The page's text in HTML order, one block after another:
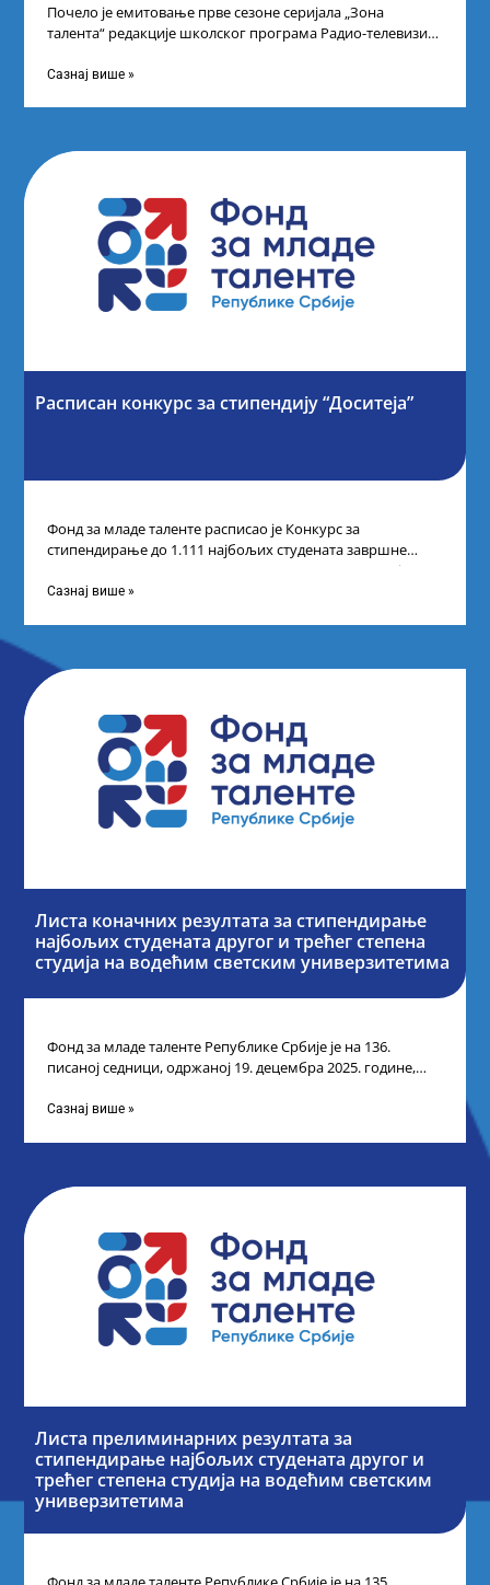
Почело је емитовање прве сезоне серијала „Зона
талента“ редакције школског програма Радио-телевизије
Сазнај више »
Расписан конкурс за стипендију “Доситеја”
Фонд за младе таленте расписао је Конкурс за
стипендирање до 1.111 најбољих студената завршне
године основних и интегрисаних академских студија
Сазнај више »
Листа коначних резултата за стипендирање
најбољих студената другог и трећег степена
студија на водећим светским универзитетима
Фонд за младе таленте Републике Србије је на 136.
писаној седници, одржаној 19. децембра 2025. године,
Сазнај више »
Листа прелиминарних резултата за
стипендирање најбољих студената другог и
трећег степена студија на водећим светским
универзитетима